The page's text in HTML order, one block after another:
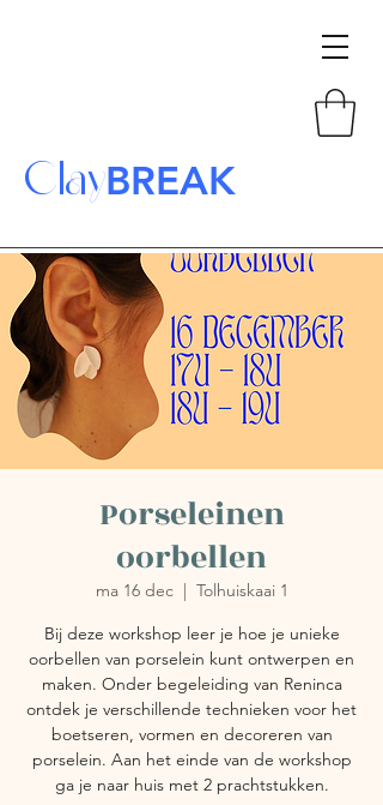
ClayBREAK
Porseleinen
oorbellen
ma 16 dec
  |
Tolhuiskaai 1
Bij deze workshop leer je hoe je unieke
oorbellen van porselein kunt ontwerpen en
maken. Onder begeleiding van Reninca
ontdek je verschillende technieken voor het
boetseren, vormen en decoreren van
porselein. Aan het einde van de workshop
ga je naar huis met 2 prachtstukken.